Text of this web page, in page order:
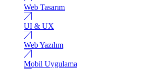
Web Tasarım
UI & UX
Web Yazılım
Mobil Uygulama